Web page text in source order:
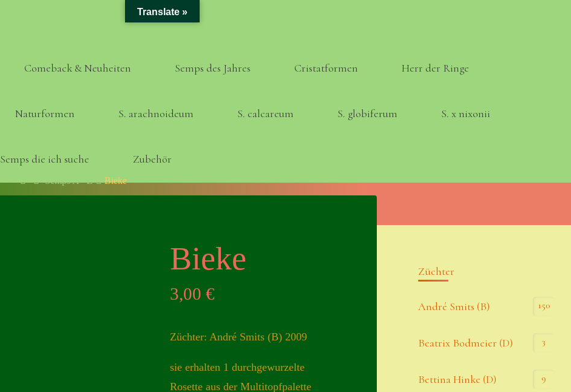
Comeback & Neuheiten Semps des Jahres Cristatformen Herr der Ringe
Naturformen S. arachnoideum S. calcareum S. globiferum S. x nixonii
Semps die ich suche Zubehör
HomeSemps A - Z Bieke
Bieke
3,00€
Züchter: André Smits (B) 2009
sie erhalten 1 durchgewurzelte
Rosette aus der Multitopfpalette
Züchter
André Smits (B) 150
Beatrix Bodmeier (D) 3
Bettina Hinke (D) 9
Translate »